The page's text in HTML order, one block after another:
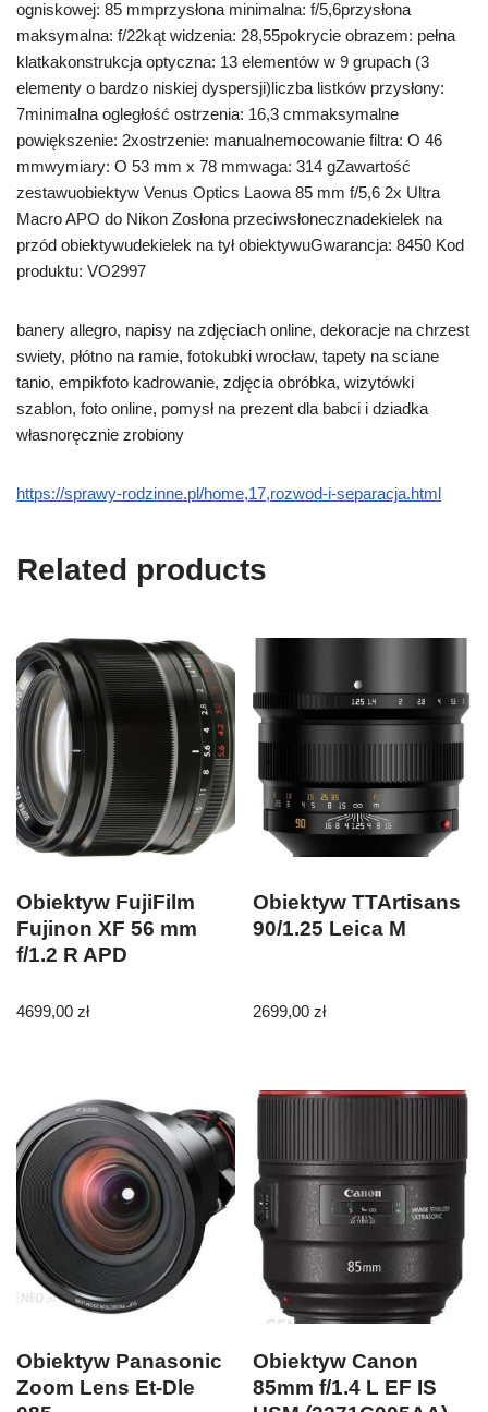
ogniskowej: 85 mmprzysłona minimalna: f/5,6przysłona
maksymalna: f/22kąt widzenia: 28,55pokrycie obrazem: pełna
klatkakonstrukcja optyczna: 13 elementów w 9 grupach (3
elementy o bardzo niskiej dyspersji)liczba listków przysłony:
7minimalna ogległość ostrzenia: 16,3 cmmaksymalne
powiększenie: 2xostrzenie: manualnemocowanie filtra: O 46
mmwymiary: O 53 mm x 78 mmwaga: 314 gZawartość
zestawuobiektyw Venus Optics Laowa 85 mm f/5,6 2x Ultra
Macro APO do Nikon Zosłona przeciwsłonecznadekielek na
przód obiektywudekielek na tył obiektywuGwarancja: 8450 Kod
produktu: VO2997
banery allegro, napisy na zdjęciach online, dekoracje na chrzest
swiety, płótno na ramie, fotokubki wrocław, tapety na sciane
tanio, empikfoto kadrowanie, zdjęcia obróbka, wizytówki
szablon, foto online, pomysł na prezent dla babci i dziadka
własnoręcznie zrobiony
https://sprawy-rodzinne.pl/home,17,rozwod-i-separacja.html
Related products
Obiektyw FujiFilm
Fujinon XF 56 mm
f/1.2 R APD
4699,00 zł
Obiektyw TTArtisans
90/1.25 Leica M
2699,00zł
Obiektyw Panasonic
Zoom Lens Et-Dle
Obiektyw Canon
85mm f/1.4 L EF IS